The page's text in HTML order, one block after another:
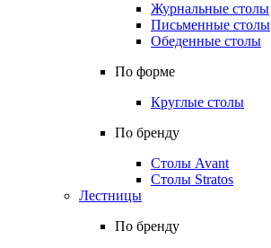
Журнальные столы
Письменные столы
Обеденные столы
По форме
Круглые столы
По бренду
Столы Avant
Столы Stratos
Лестницы
По бренду